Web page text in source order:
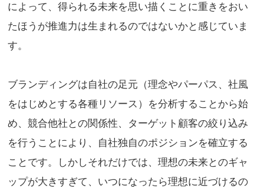
によって、得られる未来を思い描くことに重きをおい
たほうが推進力は生まれるのではないかと感じていま
す。
ブランディングは自社の足元（理念やパーパス、社風
をはじめとする各種リソース）を分析することから始
め、競合他社との関係性、ターゲット顧客の絞り込み
を行うことにより、自社独自のポジションを確立する
ことです。しかしそれだけでは、理想の未来とのギャ
ップが大きすぎて、いつになったら理想に近づけるの